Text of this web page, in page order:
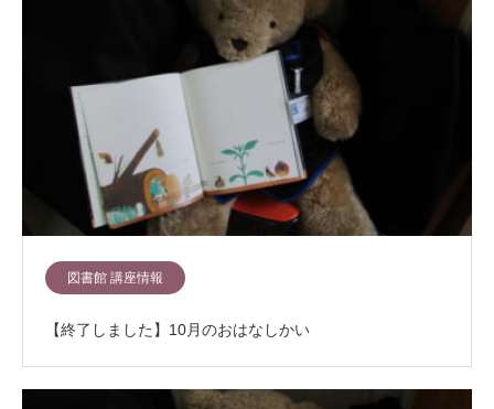
図書館 講座情報
【終了しました】10月のおはなしかい